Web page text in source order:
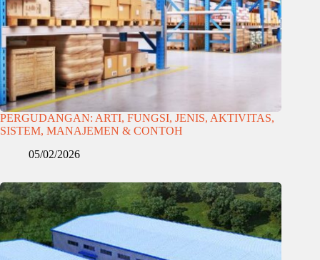
PERGUDANGAN: ARTI, FUNGSI, JENIS, AKTIVITAS,
SISTEM, MANAJEMEN & CONTOH
05/02/2026